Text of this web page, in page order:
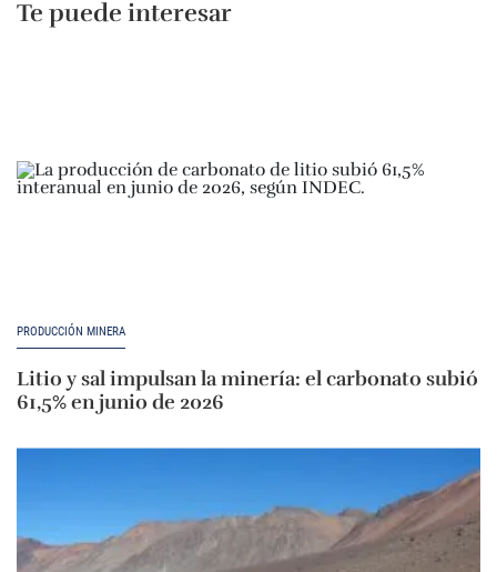
Te puede interesar
PRODUCCIÓN MINERA
Litio y sal impulsan la minería: el carbonato subió
61,5% en junio de 2026